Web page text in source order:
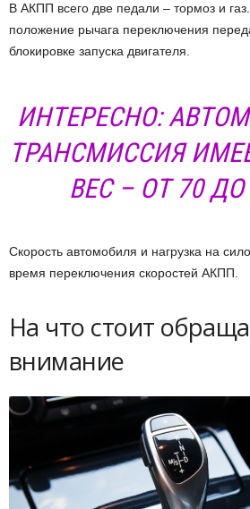
В АКПП всего две педали – тормоз и
положение рычага переключения
блокировке запуска двигателя.
ИНТЕРЕСНО:
ТРАНСМИССИЯ
ВЕС – ОТ 70 ДО
Скорость автомобиля и нагрузка на
время переключения скоростей АКПП.
На что стоит
внимание